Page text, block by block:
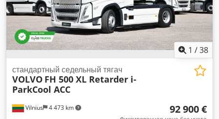
1 /38
Vilnius 4 473 km
стандартный седельный тягач
VOLVO FH 500 XL Retarder i-
ParkCool ACC
92 900 €